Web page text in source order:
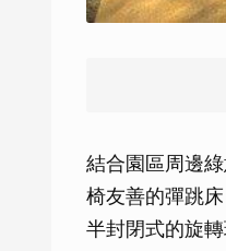
結合園區周邊
椅友善的彈跳
半封閉式的旋